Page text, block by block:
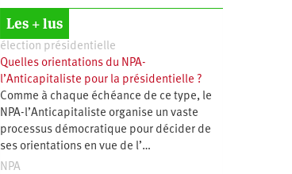
Les + lus
élection présidentielle
Quelles orientations du NPA-
l’Anticapitaliste pour la présidentielle ?
Comme à chaque échéance de ce type, le
NPA-l’Anticapitaliste organise un vaste
processus démocratique pour décider de
ses orientations en vue de l’…
NPA